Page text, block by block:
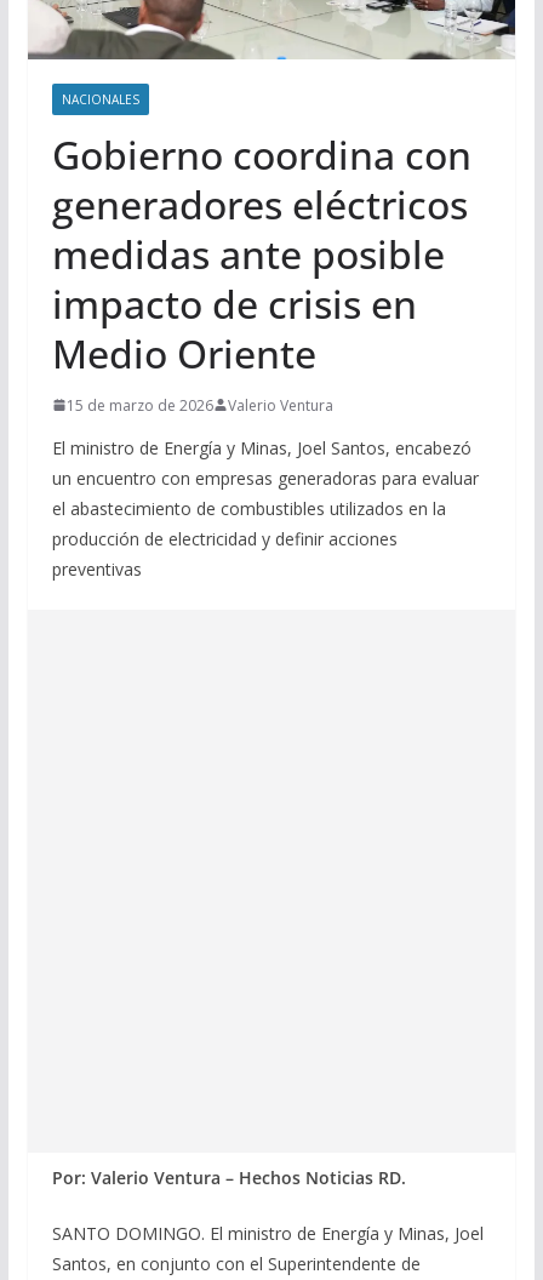
NACIONALES
Gobierno coordina con
generadores eléctricos
medidas ante posible
impacto de crisis en
Medio Oriente
15 de marzo de 2026 Valerio Ventura
El ministro de Energía y Minas, Joel Santos, encabezó
un encuentro con empresas generadoras para evaluar
el abastecimiento de combustibles utilizados en la
producción de electricidad y definir acciones
preventivas
Por: Valerio Ventura – Hechos Noticias RD.
SANTO DOMINGO. El ministro de Energía y Minas, Joel
Santos, en conjunto con el Superintendente de